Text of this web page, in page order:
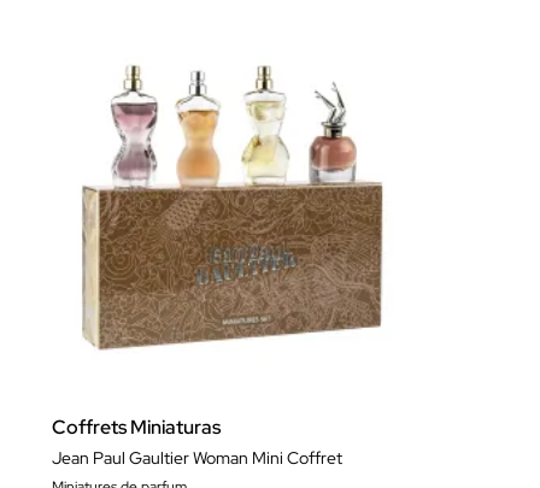
Coffrets Miniaturas
Jean Paul Gaultier Woman Mini Coffret